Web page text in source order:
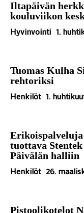
Iltapäivän
kouluviikon
Hyvinvointi 1.
Tuomas Kulha
rehtoriksi
Henkilöt 1.
tuottava
Päivälän halliin
Henkilöt 26.
Pistoolikotelot